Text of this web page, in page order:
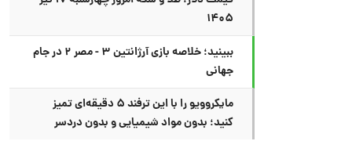
۱۴۰۵
ببینید؛ خلاصه بازی آرژانتین ۳ - مصر ۲ در جام
جهانی
مایکروویو را با این ترفند ۵ دقیقه‌ای تمیز
کنید؛ بدون مواد شیمیایی و بدون دردسر